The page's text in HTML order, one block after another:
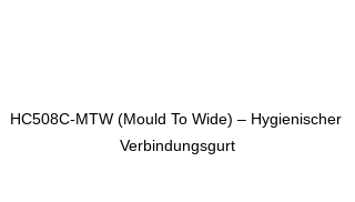
HC508C-MTW (Mould To Wide) – Hygienischer
Verbindungsgurt